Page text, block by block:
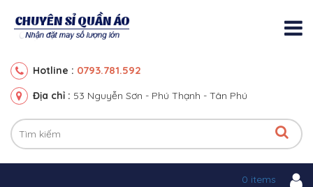
Hotline : 0793.781.592
Địa chỉ : 53 Nguyễn Sơn - Phú Thạnh - Tân Phú
0 items